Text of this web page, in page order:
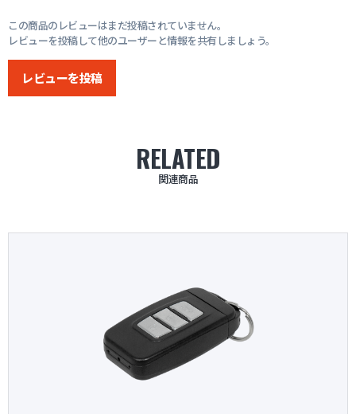
この商品のレビューはまだ投稿されていません。
レビューを投稿して他のユーザーと情報を共有しましょう。
レビューを投稿
RELATED
関連商品